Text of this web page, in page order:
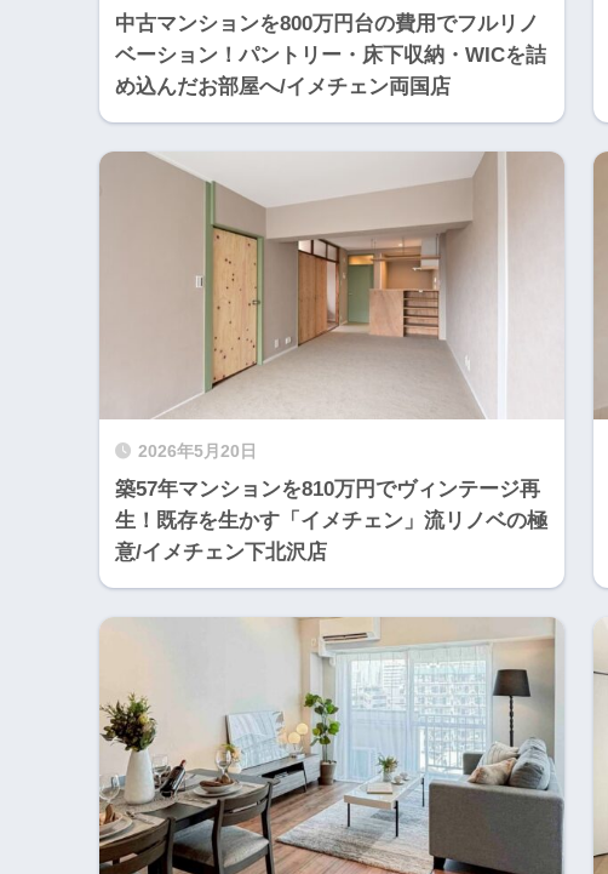
中古マンションを800万円台の費用でフルリノ
ベーション！パントリー・床下収納・WICを詰
め込んだお部屋へ/イメチェン両国店
2026年5月20日
築57年マンションを810万円でヴィンテージ再
生！既存を生かす「イメチェン」流リノベの極
意/イメチェン下北沢店